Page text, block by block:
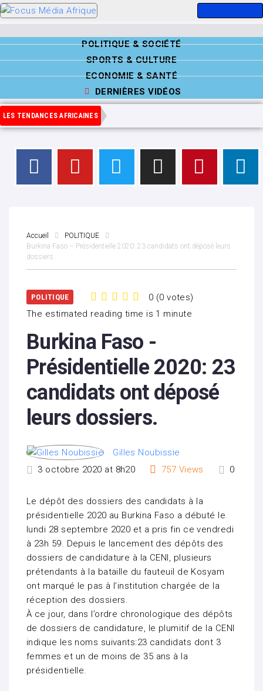
POLITIQUE & SOCIÉTÉ
SPORTS & CULTURE
ECONOMIE & SANTÉ
DERNIÈRES VIDÉOS
LES TENDANCES AFRICAINES
Accueil
POLITIQUE
Burkina Faso – Présidentielle 2020: 23 candidats ont déposé leurs
dossiers.
POLITIQUE 0 (0 votes)
The estimated reading time is 1 minute
Burkina Faso -
Présidentielle 2020: 23
candidats ont déposé
leurs dossiers.
Gilles Noubissie
3 octobre 2020 at 8h20
757 Views 0
Le dépôt des dossiers des candidats à la
présidentielle 2020 au Burkina Faso a débuté le
lundi 28 septembre 2020 et a pris fin ce vendredi
à 23h 59. Depuis le lancement des dépôts des
dossiers de candidature à la CENI, plusieurs
prétendants à la bataille du fauteuil de Kosyam
ont marqué le pas à l’institution chargée de la
réception des dossiers.
À ce jour, dans l’ordre chronologique des dépôts
de dossiers de candidature, le plumitif de la CENI
indique les noms suivants:23 candidats dont 3
femmes et un de moins de 35 ans à la
présidentielle.